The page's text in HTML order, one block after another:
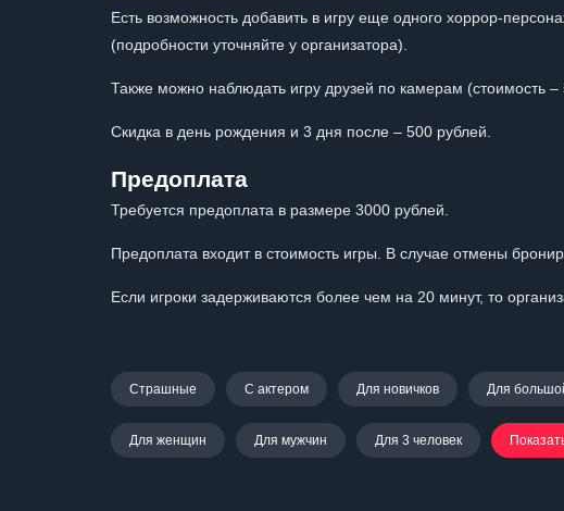
Есть возможность добавить в игру еще одного хоррор-
(подробности уточняйте у организатора).
Также можно наблюдать игру друзей по камерам (стоимость –
Скидка в день рождения и 3 дня после – 500 рублей.
Предоплата
Требуется предоплата в размере 3000 рублей.
Предоплата входит в стоимость игры. В случае отмены
Если игроки задерживаются более чем на 20 минут, то
Страшные С актером Для новичков Для
Для женщин Для мужчин Для 3 человек